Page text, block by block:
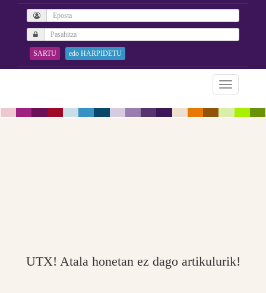
SARTU edo HARPIDETU
UTX! Atala honetan ez dago artikulurik!